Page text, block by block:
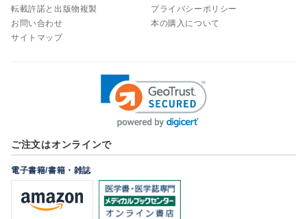
転載許諾と出版物複製
プライバシーポリシー
お問い合わせ
本の購入について
サイトマップ
ご注文はオンラインで
電子書籍/書籍・雑誌